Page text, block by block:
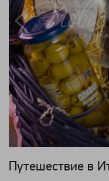
Путешествие в